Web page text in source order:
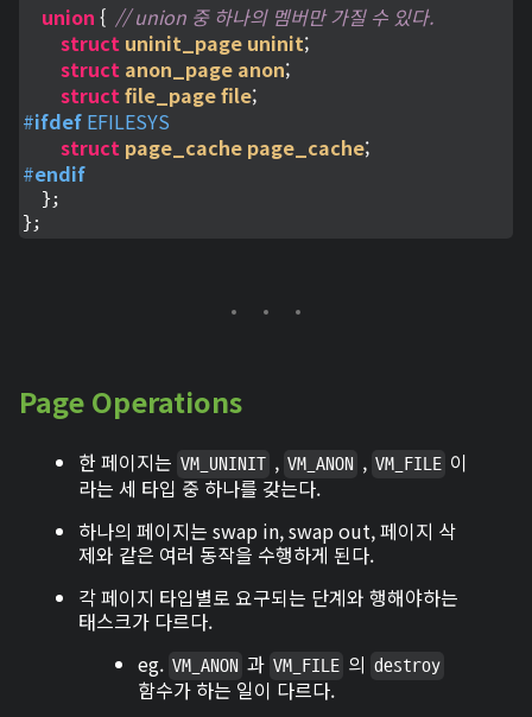
union { // union 중 하나의 멤버만 가질 수 있다.
struct uninit_page uninit;
struct anon_page anon;
structfile_pagefile;
#ifdef EFILESYS
struct page_cache page_cache;
#endif
  };
};
Page Operations
한 페이지는 VM_UNINIT , VM_ANON , VM_FILE 이
라는 세 타입 중 하나를 갖는다.
하나의 페이지는 swap in, swap out, 페이지 삭
제와 같은 여러 동작을 수행하게 된다.
각 페이지 타입별로 요구되는 단계와 행해야하는
태스크가 다르다.
eg. VM_ANON 과 VM_FILE 의 destroy
함수가 하는 일이 다르다.